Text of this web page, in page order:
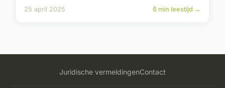
25 april 2025 6 min leestijd →
Juridische vermeldingenContact